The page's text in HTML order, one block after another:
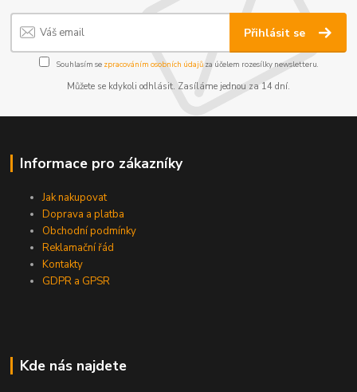
Přihlásit se
Souhlasím se zpracováním osobních údajůza účelem rozesílky newsletteru.
Můžete se kdykoli odhlásit. Zasíláme jednou za 14 dní.
Informace pro zákazníky
Jak nakupovat
Doprava a platba
Obchodní podmínky
Reklamační řád
Kontakty
GDPR a GPSR
Kde nás najdete